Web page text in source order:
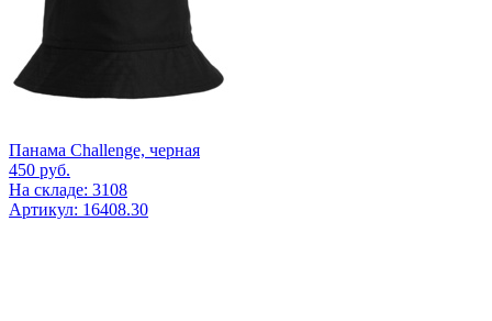
Панама Challenge, черная
450 руб.
На складе: 3108
Артикул: 16408.30